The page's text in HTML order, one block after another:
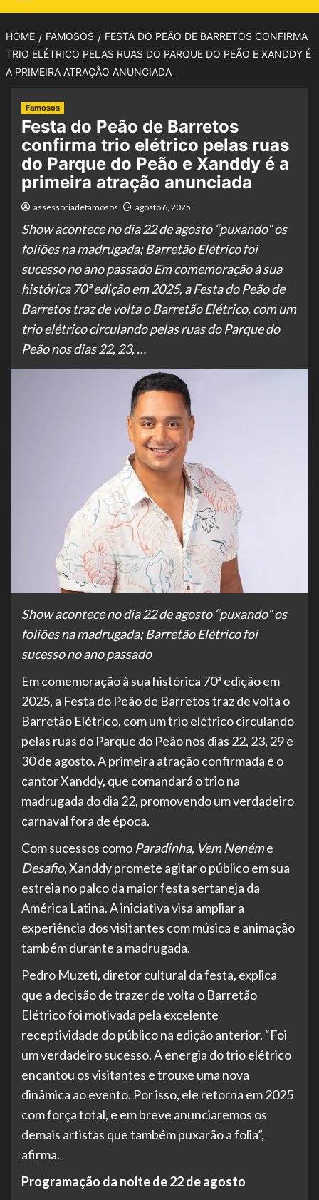
HOME FAMOSOS
FESTA DO PEÃO DE BARRETOS CONFIRMA
TRIO ELÉTRICO PELAS RUAS DO PARQUE DO PEÃO E XANDDY É
A PRIMEIRA ATRAÇÃO ANUNCIADA
Famosos
Festa do Peão de Barretos
confirma trio elétrico pelas ruas
do Parque do Peão e Xanddy é a
primeira atração anunciada
assessoriadefamosos agosto 6, 2025
Show acontece no dia 22 de agosto “puxando” os
foliões na madrugada; Barretão Elétrico foi
sucesso no ano passado Em comemoração à sua
histórica 70ª edição em 2025, a Festa do Peão de
Barretos traz de volta o Barretão Elétrico, com um
trio elétrico circulando pelas ruas do Parque do
Peão nos dias 22, 23, …
Show acontece no dia 22 de agosto “puxando” os
foliões na madrugada; Barretão Elétrico foi
sucesso no ano passado
Em comemoração à sua histórica 70ª edição em
2025, a Festa do Peão de Barretos traz de volta o
Barretão Elétrico, com um trio elétrico circulando
pelas ruas do Parque do Peão nos dias 22, 23, 29 e
30 de agosto. A primeira atração confirmada é o
cantor Xanddy, que comandará o trio na
madrugada do dia 22, promovendo um verdadeiro
carnaval fora de época.
Com sucessos como Paradinha, Vem Nenéme
Desafio, Xanddy promete agitar o público em sua
estreia no palco da maior festa sertaneja da
América Latina. A iniciativa visa ampliar a
experiência dos visitantes com música e animação
também durante a madrugada.
Pedro Muzeti, diretor cultural da festa, explica
que a decisão de trazer de volta o Barretão
Elétrico foi motivada pela excelente
receptividade do público na edição anterior. “Foi
um verdadeiro sucesso. A energia do trio elétrico
encantou os visitantes e trouxe uma nova
dinâmica ao evento. Por isso, ele retorna em 2025
com força total, e em breve anunciaremos os
demais artistas que também puxarão a folia”,
afirma.
Programação da noite de 22 de agosto